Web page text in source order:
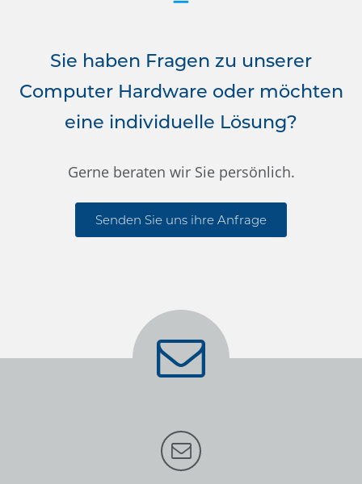
Sie haben Fragen zu unserer
Computer Hardware oder möchten
eine individuelle Lösung?
Gerne beraten wir Sie persönlich.
Senden Sie uns ihre Anfrage